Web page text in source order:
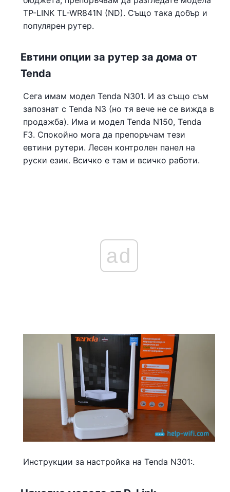
TP-LINK TL-WR841N (ND). Също така добър и
популярен рутер.
Евтини опции за рутер за дома от
Tenda
Сега имам модел Tenda N301. И аз също съм
запознат с Tenda N3 (но тя вече не се вижда в
продажба). Има и модел Tenda N150, Tenda
F3. Спокойно мога да препоръчам тези
евтини рутери. Лесен контролен панел на
руски език. Всичко е там и всичко работи.
ad
Инструкции за настройка на Tenda N301:.